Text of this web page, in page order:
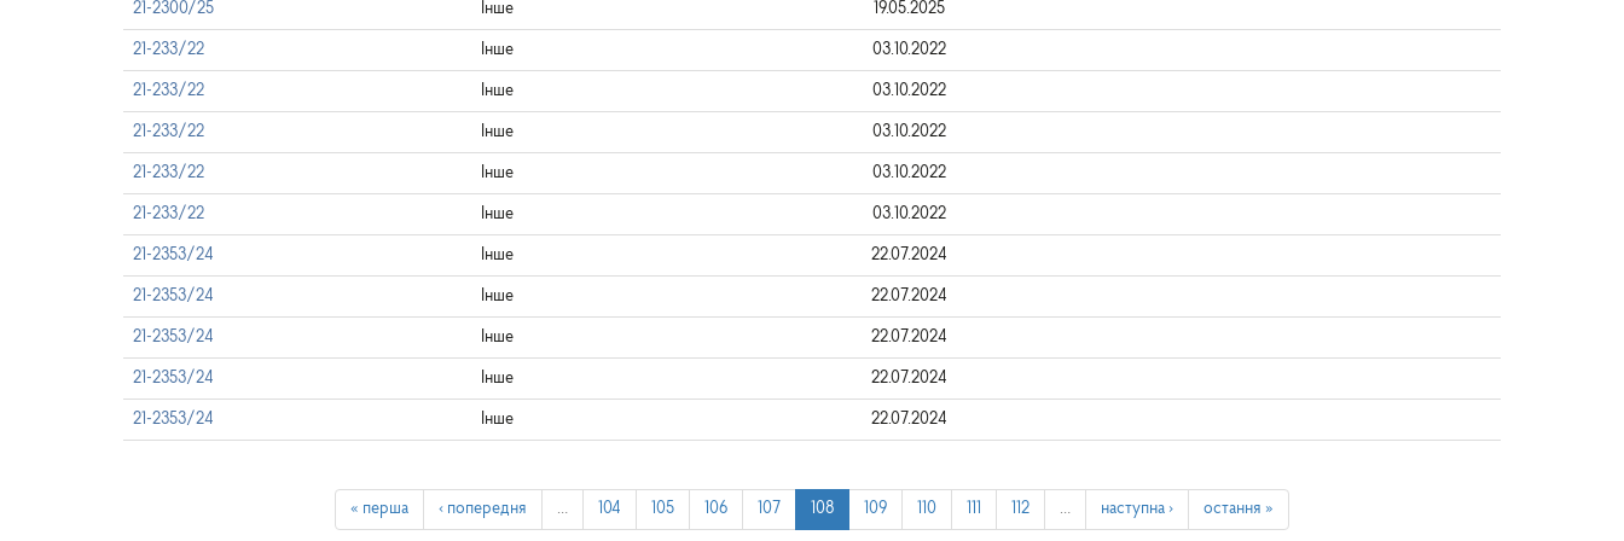
21-2300/25 Інше 19.05.2025
21-233/22 Інше 03.10.2022
21-233/22 Інше 03.10.2022
21-233/22 Інше 03.10.2022
21-233/22 Інше 03.10.2022
21-233/22 Інше 03.10.2022
21-2353/24 Інше 22.07.2024
21-2353/24 Інше 22.07.2024
21-2353/24 Інше 22.07.2024
21-2353/24 Інше 22.07.2024
21-2353/24 Інше 22.07.2024
« перша ‹ попередня … 104 105 106 107 108 109 110 111 112 … наступна › остання »